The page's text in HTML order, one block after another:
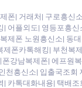
폰| 거래처| 구로흥신
| 어플외도| 영등포흥
제폰 노원흥신소| 동
제폰카톡해킹| 부천
강남복제폰| 에프원
천흥신소| 입출국조
| 카톡대화내용| 택배